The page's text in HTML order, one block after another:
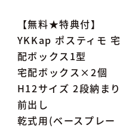
【無料★特典付】
YKKap ポスティモ 宅
配ボックス1型
宅配ボックス×2個
H12サイズ 2段納まり
前出し
乾式用(ベースプレー